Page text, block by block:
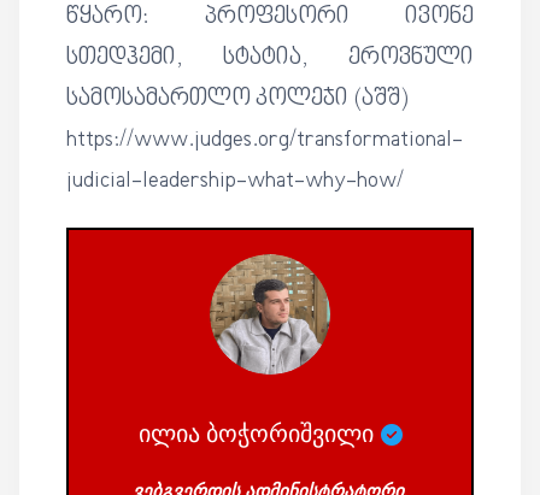
წყარო: პროფესორი ივონე
სთედჰემი, სტატია, ეროვნული
სამოსამართლო კოლეჯი (აშშ)
https://www.judges.org/transformational-
judicial-leadership-what-why-how/
ილია ბოჭორიშვილი